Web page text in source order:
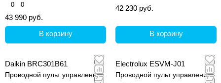
0 0
43 990 руб.
В корзину
42 230 руб.
В корзину
Daikin BRC301B61
Проводной пульт управления
Electrolux ESVM-J01
Проводной пульт управления